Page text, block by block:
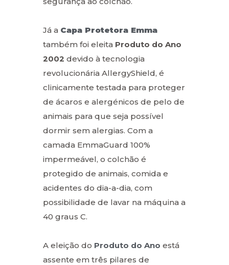
Já a Capa Protetora Emma
também foi eleita Produto do Ano
2002 devido à tecnologia
revolucionária AllergyShield, é
clinicamente testada para proteger
de ácaros e alergénicos de pelo de
animais para que seja possível
dormir sem alergias. Com a
camada EmmaGuard 100%
impermeável, o colchão é
protegido de animais, comida e
acidentes do dia-a-dia, com
possibilidade de lavar na máquina a
40 graus C.
A eleição do Produto do Ano está
assente em três pilares de